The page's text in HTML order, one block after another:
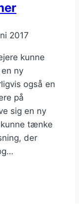
2017
kunne
ny
også en
på
sig en ny
tænke
der